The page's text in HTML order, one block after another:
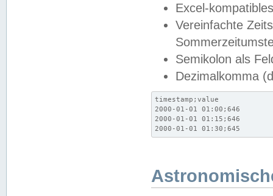
Excel-
Vereinfachte
Semikolon als
Dezimalkomma
timestamp;value
2000-01-01 01:00;646
2000-01-01 01:15;646
2000-01-01 01:30;645